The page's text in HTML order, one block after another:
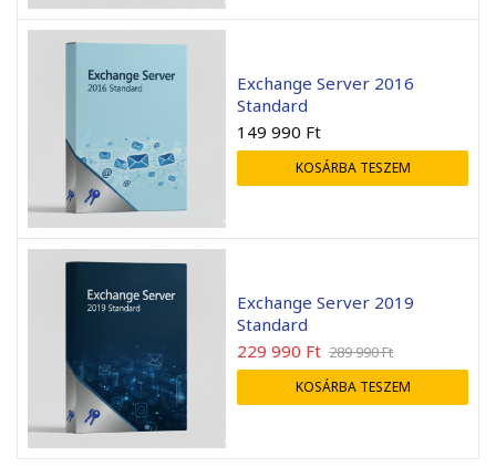
Exchange Server 2016
Standard
149 990 Ft
KOSÁRBA TESZEM
Exchange Server 2019
Standard
289 990Ft
229 990 Ft
KOSÁRBA TESZEM